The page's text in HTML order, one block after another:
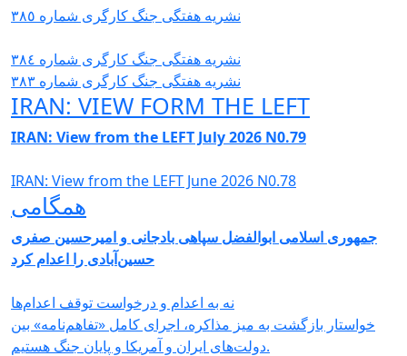
نشریە هفتگی جنگ کارگری شمارە ٣٨٥
نشریە هفتگی جنگ کارگری شمارە ٣٨٤
نشریە هفتگی جنگ کارگری شمارە ٣٨٣
IRAN: VIEW FORM THE LEFT
IRAN: View from the LEFT July 2026 N0.79
IRAN: View from the LEFT June 2026 N0.78
همگامی
جمهوری اسلامی ابوالفضل سپاهی بادجانی و امیرحسین صفری
حسین‌آبادی را اعدام کرد
نه به اعدام و درخواست توقف اعدام‌ها
خواستار بازگشت به میز مذاکره، اجرای کامل «تفاهم‌نامه» بین
دولت‌های ایران و آمریکا و پایان جنگ هستیم.